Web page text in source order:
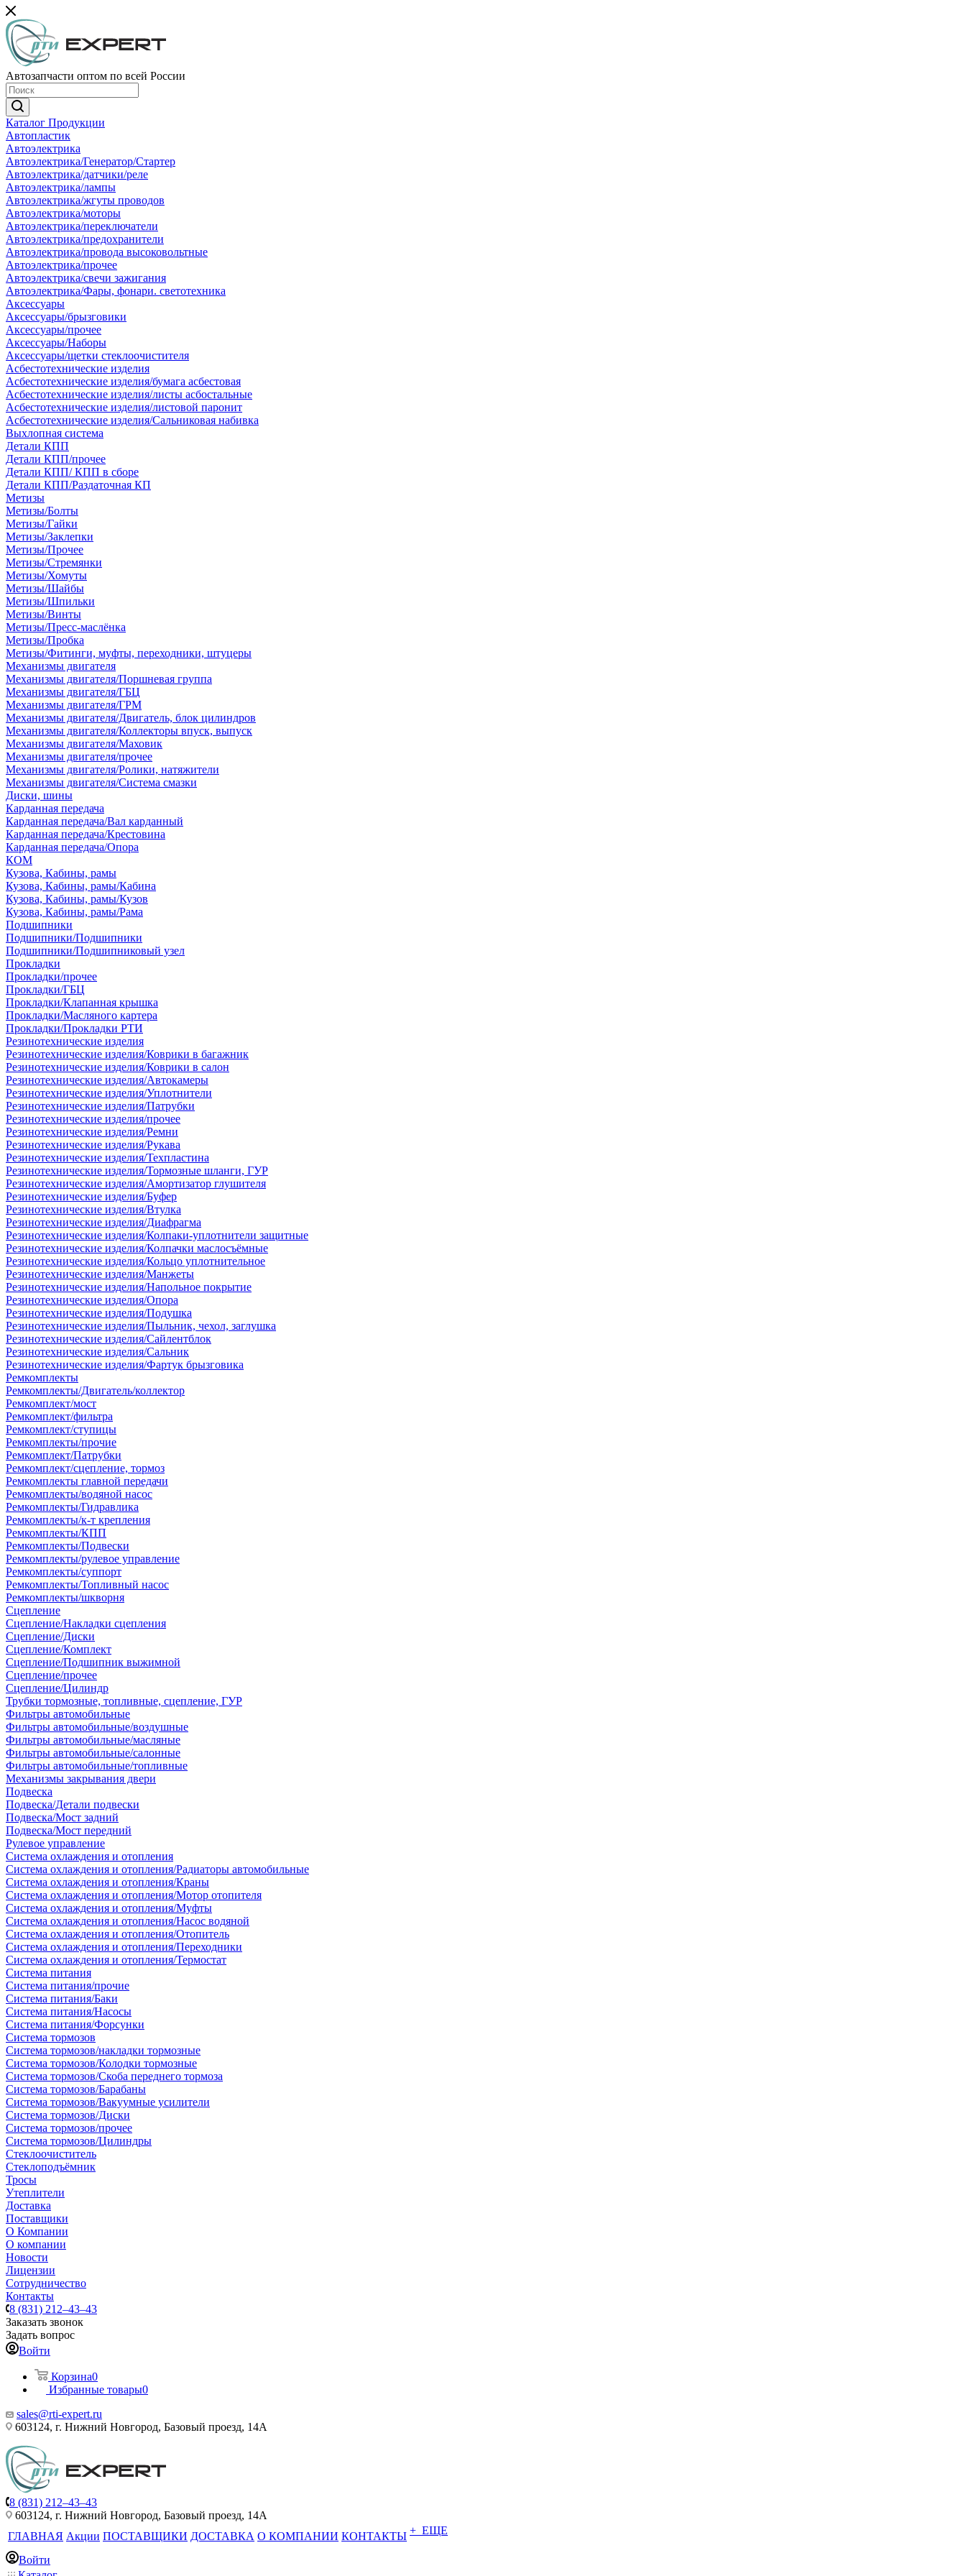
Автозапчасти оптом по всей России
Каталог Продукции
Автопластик
Автоэлектрика
Автоэлектрика/Генератор/Стартер
Автоэлектрика/датчики/реле
Автоэлектрика/лампы
Автоэлектрика/жгуты проводов
Автоэлектрика/моторы
Автоэлектрика/переключатели
Автоэлектрика/предохранители
Автоэлектрика/провода высоковольтные
Автоэлектрика/прочее
Автоэлектрика/свечи зажигания
Автоэлектрика/Фары, фонари. светотехника
Аксессуары
Аксессуары/брызговики
Аксессуары/прочее
Аксессуары/Наборы
Аксессуары/щетки стеклоочистителя
Асбестотехнические изделия
Асбестотехнические изделия/бумага асбестовая
Асбестотехнические изделия/листы асбостальные
Асбестотехнические изделия/листовой паронит
Асбестотехнические изделия/Сальниковая набивка
Выхлопная система
Детали КПП
Детали КПП/прочее
Детали КПП/ КПП в сборе
Детали КПП/Раздаточная КП
Метизы
Метизы/Болты
Метизы/Гайки
Метизы/Заклепки
Метизы/Прочее
Метизы/Стремянки
Метизы/Хомуты
Метизы/Шайбы
Метизы/Шпильки
Метизы/Винты
Метизы/Пресс-маслёнка
Метизы/Пробка
Метизы/Фитинги, муфты, переходники, штуцеры
Механизмы двигателя
Механизмы двигателя/Поршневая группа
Механизмы двигателя/ГБЦ
Механизмы двигателя/ГРМ
Механизмы двигателя/Двигатель, блок цилиндров
Механизмы двигателя/Коллекторы впуск, выпуск
Механизмы двигателя/Маховик
Механизмы двигателя/прочее
Механизмы двигателя/Ролики, натяжители
Механизмы двигателя/Система смазки
Диски, шины
Карданная передача
Карданная передача/Вал карданный
Карданная передача/Крестовина
Карданная передача/Опора
КОМ
Кузова, Кабины, рамы
Кузова, Кабины, рамы/Кабина
Кузова, Кабины, рамы/Кузов
Кузова, Кабины, рамы/Рама
Подшипники
Подшипники/Подшипники
Подшипники/Подшипниковый узел
Прокладки
Прокладки/прочее
Прокладки/ГБЦ
Прокладки/Клапанная крышка
Прокладки/Масляного картера
Прокладки/Прокладки РТИ
Резинотехнические изделия
Резинотехнические изделия/Коврики в багажник
Резинотехнические изделия/Коврики в салон
Резинотехнические изделия/Автокамеры
Резинотехнические изделия/Уплотнители
Резинотехнические изделия/Патрубки
Резинотехнические изделия/прочее
Резинотехнические изделия/Ремни
Резинотехнические изделия/Рукава
Резинотехнические изделия/Техпластина
Резинотехнические изделия/Тормозные шланги, ГУР
Резинотехнические изделия/Амортизатор глушителя
Резинотехнические изделия/Буфер
Резинотехнические изделия/Втулка
Резинотехнические изделия/Диафрагма
Резинотехнические изделия/Колпаки-уплотнители защитные
Резинотехнические изделия/Колпачки маслосъёмные
Резинотехнические изделия/Кольцо уплотнительное
Резинотехнические изделия/Манжеты
Резинотехнические изделия/Напольное покрытие
Резинотехнические изделия/Опора
Резинотехнические изделия/Подушка
Резинотехнические изделия/Пыльник, чехол, заглушка
Резинотехнические изделия/Сайлентблок
Резинотехнические изделия/Сальник
Резинотехнические изделия/Фартук брызговика
Ремкомплекты
Ремкомплекты/Двигатель/коллектор
Ремкомплект/мост
Ремкомплект/фильтра
Ремкомплект/ступицы
Ремкомплекты/прочие
Ремкомплект/Патрубки
Ремкомплект/сцепление, тормоз
Ремкомплекты главной передачи
Ремкомплекты/водяной насос
Ремкомплекты/Гидравлика
Ремкомплекты/к-т крепления
Ремкомплекты/КПП
Ремкомплекты/Подвески
Ремкомплекты/рулевое управление
Ремкомплекты/суппорт
Ремкомплекты/Топливный насос
Ремкомплекты/шкворня
Сцепление
Сцепление/Накладки сцепления
Сцепление/Диски
Сцепление/Комплект
Сцепление/Подшипник выжимной
Сцепление/прочее
Сцепление/Цилиндр
Трубки тормозные, топливные, сцепление, ГУР
Фильтры автомобильные
Фильтры автомобильные/воздушные
Фильтры автомобильные/масляные
Фильтры автомобильные/салонные
Фильтры автомобильные/топливные
Механизмы закрывания двери
Подвеска
Подвеска/Детали подвески
Подвеска/Мост задний
Подвеска/Мост передний
Рулевое управление
Система охлаждения и отопления
Система охлаждения и отопления/Радиаторы автомобильные
Система охлаждения и отопления/Краны
Система охлаждения и отопления/Мотор отопителя
Система охлаждения и отопления/Муфты
Система охлаждения и отопления/Насос водяной
Система охлаждения и отопления/Отопитель
Система охлаждения и отопления/Переходники
Система охлаждения и отопления/Термостат
Система питания
Система питания/прочие
Система питания/Баки
Система питания/Насосы
Система питания/Форсунки
Система тормозов
Система тормозов/накладки тормозные
Система тормозов/Колодки тормозные
Система тормозов/Скоба переднего тормоза
Система тормозов/Барабаны
Система тормозов/Вакуумные усилители
Система тормозов/Диски
Система тормозов/прочее
Система тормозов/Цилиндры
Стеклоочиститель
Стеклоподъёмник
Тросы
Утеплители
Доставка
Поставщики
О Компании
О компании
Новости
Лицензии
Сотрудничество
Контакты
8 (831) 212–43–43
Заказать звонок
Задать вопрос
Войти
Корзина0
Избранные товары0
sales@rti-expert.ru
603124, г. Нижний Новгород, Базовый проезд, 14А
8 (831) 212–43–43
603124, г. Нижний Новгород, Базовый проезд, 14А
ГЛАВНАЯ Акции ПОСТАВЩИКИ ДОСТАВКА О КОМПАНИИ КОНТАКТЫ + ЕЩЕ
Войти